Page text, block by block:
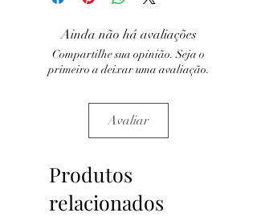
aucun cas la poursuite d'un traitement
C'est un complément
Ainda não há avaliações
Compartilhe sua opinião. Seja o
primeiro a deixar uma avaliação.
Avaliar
Produtos
relacionados